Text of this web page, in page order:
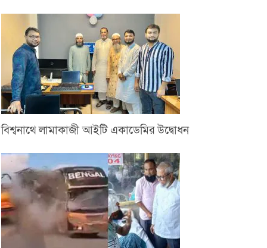
বিশ্বনাথে লামাকাজী আইটি একাডেমির উদ্বোধন